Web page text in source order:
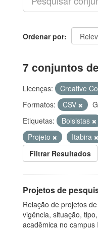
Ordenar por
7 conjuntos
Licenças:
Creative
Formatos:
CSV
Etiquetas:
Bolsistas
Projeto
Itabira
Filtrar Resultados
Projetos de
Relação de projetos
vigência, situação,
acadêmica no campus